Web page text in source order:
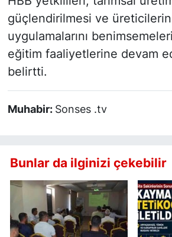
güçlendirilmesi ve
uygulamalarını
eğitim faaliyetlerine devam
belirtti.
Muhabir: Sonses .tv
Bunlar da ilginizi çekebilir